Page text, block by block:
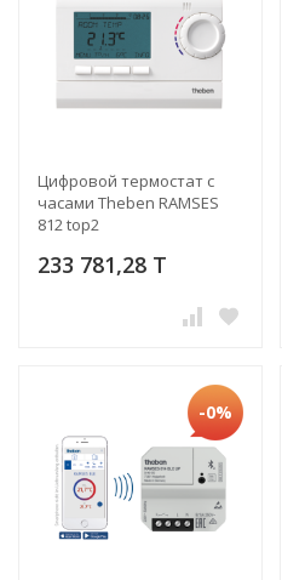
Цифровой термостат с
часами Theben RAMSES
812 top2
233 781,28 T
-0%